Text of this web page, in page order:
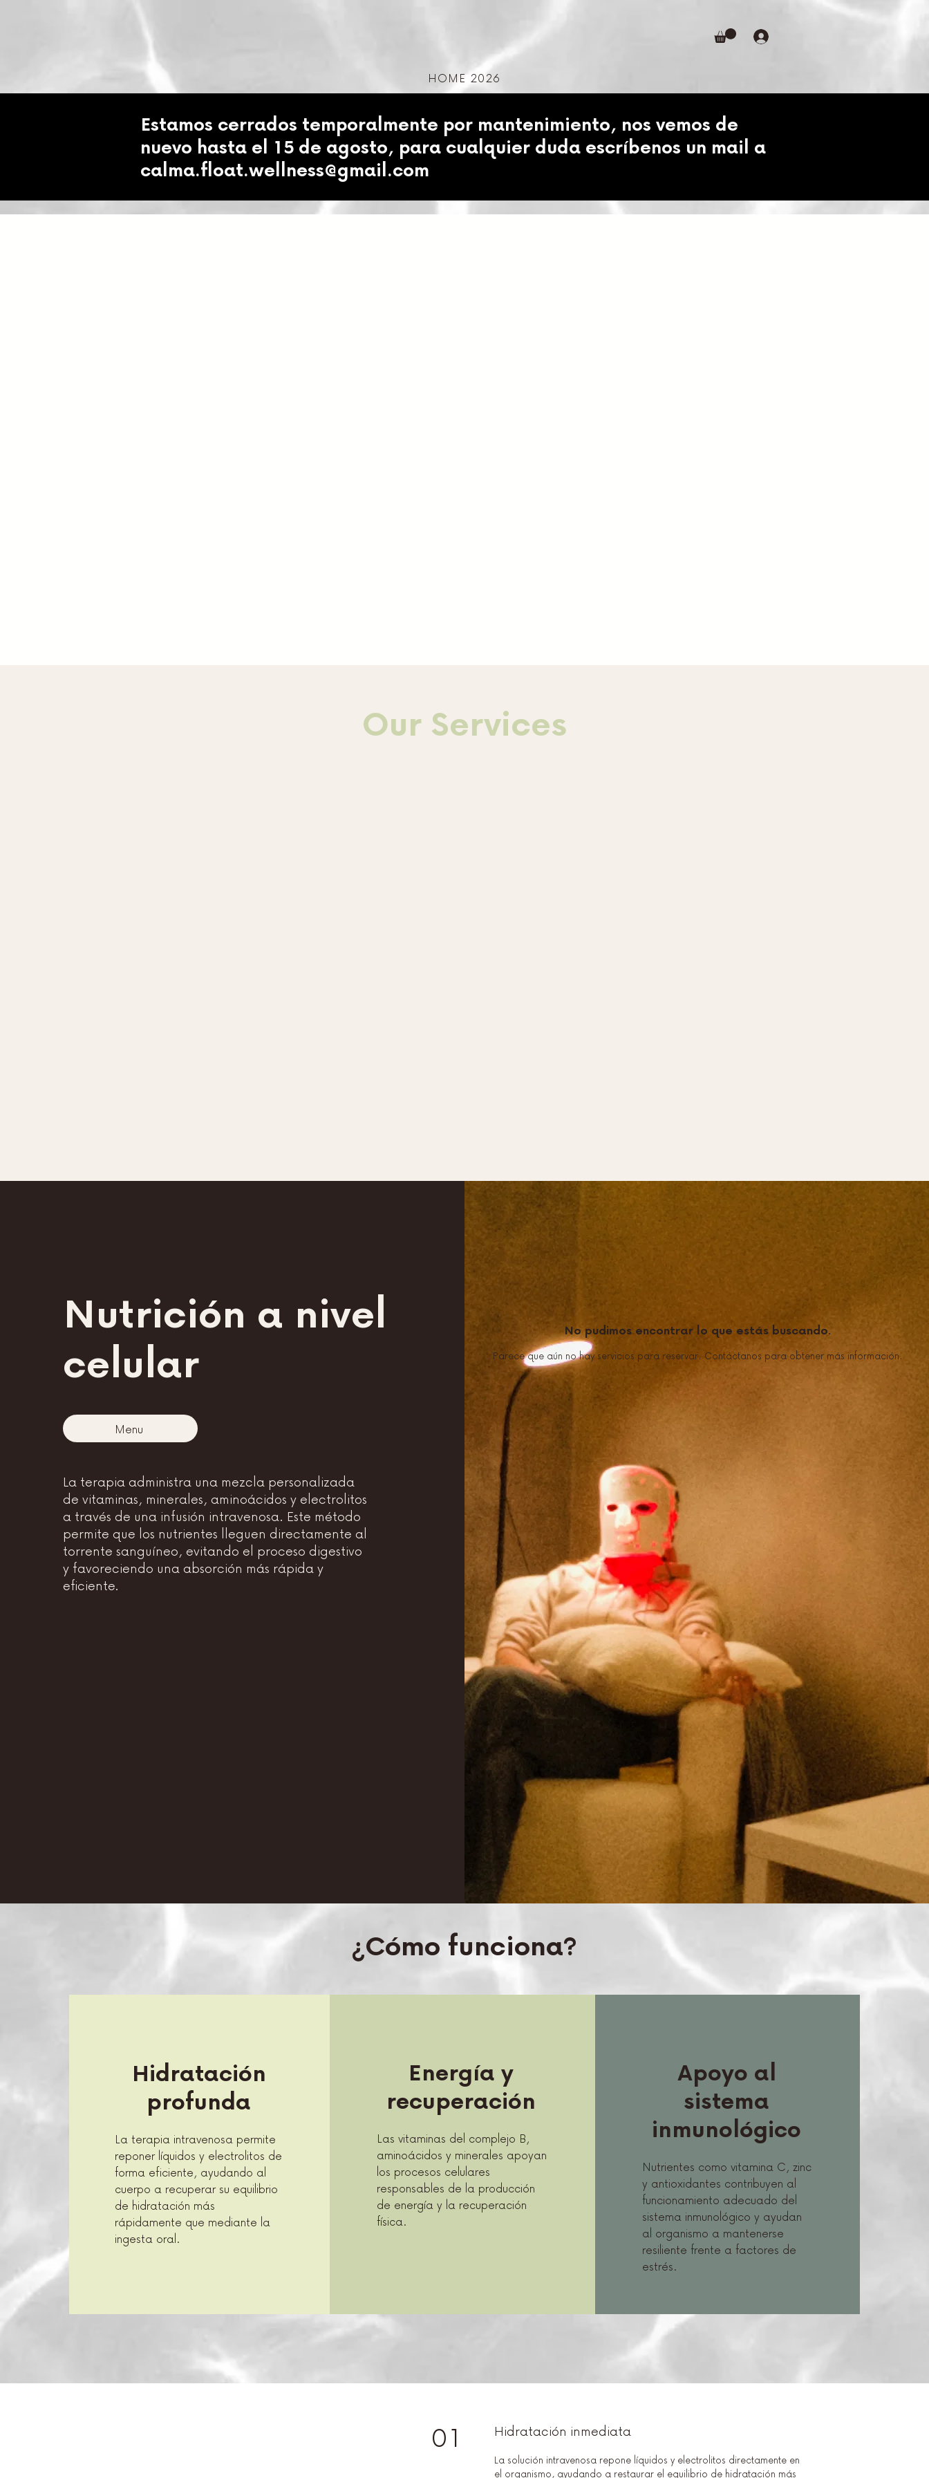
HOME 2026
Estamos cerrados temporalmente por mantenimiento, nos vemos de
nuevo hasta el 15 de agosto, para cualquier duda escríbenos un mail a
calma.float.wellness@gmail.com
Our Services
Nutrición a nivel
celular
Menu
La terapia administra una mezcla personalizada
de vitaminas, minerales, aminoácidos y electrolitos
a través de una infusión intravenosa. Este método
permite que los nutrientes lleguen directamente al
torrente sanguíneo, evitando el proceso digestivo
y favoreciendo una absorción más rápida y
eficiente.
No pudimos encontrar lo que estás buscando.
Parece que aún no hay servicios para reservar. Contáctanos para obtener más información.
Hidratación
profunda
La terapia intravenosa permite
reponer líquidos y electrolitos de
forma eficiente, ayudando al
cuerpo a recuperar su equilibrio
de hidratación más
rápidamente que mediante la
ingesta oral.
Energía y
recuperación
Las vitaminas del complejo B,
aminoácidos y minerales apoyan
los procesos celulares
responsables de la producción
de energía y la recuperación
física.
Apoyo al
sistema
inmunológico
Nutrientes como vitamina C, zinc
y antioxidantes contribuyen al
funcionamiento adecuado del
sistema inmunológico y ayudan
al organismo a mantenerse
resiliente frente a factores de
estrés.
¿Cómo funciona?
01 Hidratación inmediata
La solución intravenosa repone líquidos y electrolitos directamente en
el organismo, ayudando a restaurar el equilibrio de hidratación más